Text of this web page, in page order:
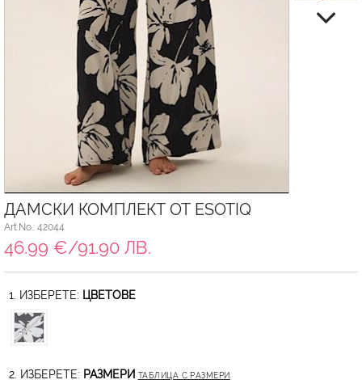
ДАМСКИ КОМПЛЕКТ ОТ ESOTIQ
Art.No.: 42044
46.99 €/91.90 ЛВ.
1. ИЗБЕРЕТЕ: ЦВЕТОВЕ
2. ИЗБЕРЕТЕ: РАЗМЕРИ ТАБЛИЦА С РАЗМЕРИ